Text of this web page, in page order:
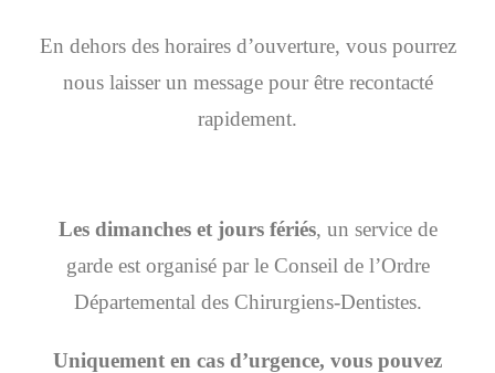
En dehors des horaires d’ouverture, vous pourrez
nous laisser un message pour être recontacté
rapidement.
Les dimanches et jours fériés, un service de
garde est organisé par le Conseil de l’Ordre
Départemental des Chirurgiens-Dentistes.
Uniquement en cas d’urgence, vous pouvez